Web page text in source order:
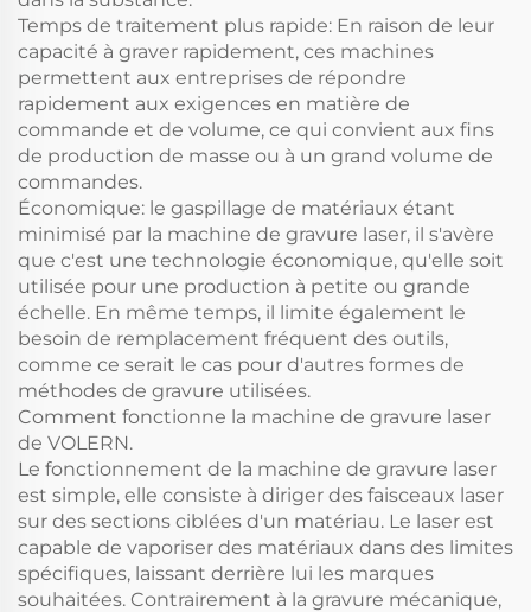
Temps de traitement plus rapide: En raison de leur
capacité à graver rapidement, ces machines
permettent aux entreprises de répondre
rapidement aux exigences en matière de
commande et de volume, ce qui convient aux fins
de production de masse ou à un grand volume de
commandes.
Économique: le gaspillage de matériaux étant
minimisé par la machine de gravure laser, il s'avère
que c'est une technologie économique, qu'elle soit
utilisée pour une production à petite ou grande
échelle. En même temps, il limite également le
besoin de remplacement fréquent des outils,
comme ce serait le cas pour d'autres formes de
méthodes de gravure utilisées.
Comment fonctionne la machine de gravure laser
de VOLERN.
Le fonctionnement de la machine de gravure laser
est simple, elle consiste à diriger des faisceaux laser
sur des sections ciblées d'un matériau. Le laser est
capable de vaporiser des matériaux dans des limites
spécifiques, laissant derrière lui les marques
souhaitées. Contrairement à la gravure mécanique,